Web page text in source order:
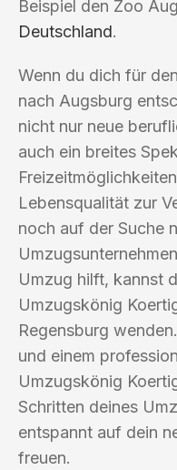
Beispiel den Zoo
Deutschland.
Wenn du dich für
nach Augsburg
nicht nur neue
auch ein breites
Lebensqualität zur
noch auf der Suche
Umzug hilft, kannst
Umzugskönig
Regensburg
und einem
Umzugskönig
Schritten deines
entspannt auf dein
freuen.